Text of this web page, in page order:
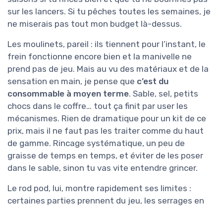
sur les lancers. Si tu pêches toutes les semaines, je
ne miserais pas tout mon budget là-dessus.
Les moulinets, pareil : ils tiennent pour l’instant, le
frein fonctionne encore bien et la manivelle ne
prend pas de jeu. Mais au vu des matériaux et de la
sensation en main, je pense que c’est du
consommable à moyen terme. Sable, sel, petits
chocs dans le coffre… tout ça finit par user les
mécanismes. Rien de dramatique pour un kit de ce
prix, mais il ne faut pas les traiter comme du haut
de gamme. Rincage systématique, un peu de
graisse de temps en temps, et éviter de les poser
dans le sable, sinon tu vas vite entendre grincer.
Le rod pod, lui, montre rapidement ses limites :
certaines parties prennent du jeu, les serrages en